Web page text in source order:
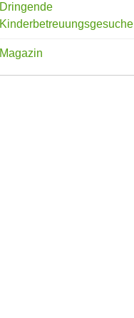
Dringende
Kinderbetreuungsgesuche
Magazin